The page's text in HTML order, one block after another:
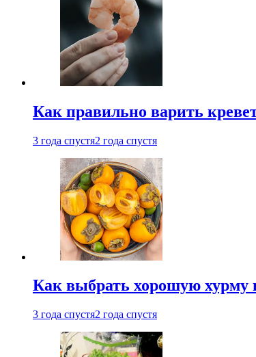
Как правильно варить
3 года спустя2 года спустя
Как выбрать хорошую хурму
3 года спустя2 года спустя